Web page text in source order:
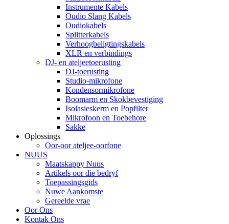
Instrumente Kabels
Oudio Slang Kabels
Oudiokabels
Splitterkabels
Verhoogbeligtingskabels
XLR en verbindings
DJ- en ateljeetoerusting
DJ-toerusting
Studio-mikrofone
Kondensormikrofone
Boomarm en Skokbevestiging
Isolasieskerm en Popfilter
Mikrofoon en Toebehore
Sakke
Oplossings
Oor-oor ateljee-oorfone
NUUS
Maatskappy Nuus
Artikels oor die bedryf
Toepassingsgids
Nuwe Aankomste
Gereelde vrae
Oor Ons
Kontak Ons